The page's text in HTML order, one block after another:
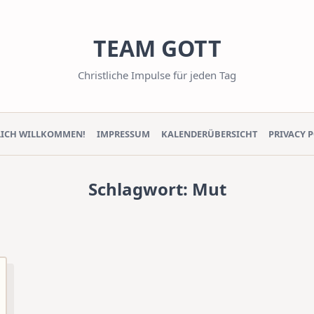
TEAM GOTT
Christliche Impulse für jeden Tag
WILLKOMMEN! IMPRESSUM KALENDERÜBERSICHT PRIVACY
Schlagwort: Mut